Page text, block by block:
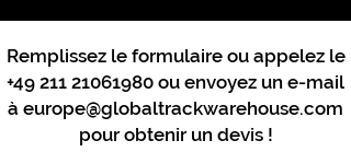
Remplissez le formulaire ou appelez le
+49 211 21061980 ou envoyez un e-mail
à europe@globaltrackwarehouse.com
pour obtenir un devis !